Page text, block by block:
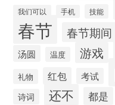
我们可以 手机 技能
春节 春节期间
汤圆 温度 游戏
礼物 红包 考试
诗词 还不 都是